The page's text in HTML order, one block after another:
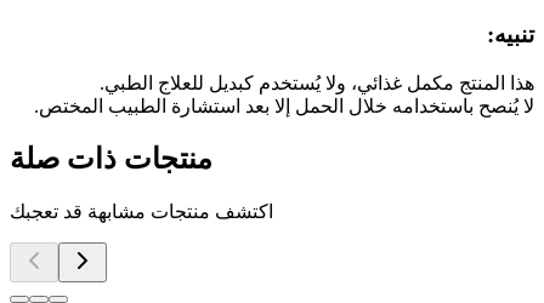
تنبيه:
هذا المنتج مكمل غذائي، ولايُستخدم كبديل للعلاج الطبي.
لايُنصح باستخدامه خلال الحمل إلا بعد استشارة الطبيب المختص.
منتجات ذات صلة
اكتشف منتجات مشابهة قد تعجبك